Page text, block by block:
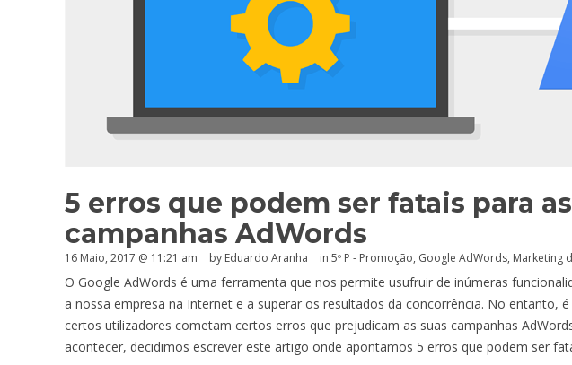
5 erros que podem ser fatais para
campanhas AdWords
16 Maio, 2017 @ 11:21 am by Eduardo Aranha in 5º P - Promoção, Google AdWords, Marketing
O Google AdWords é uma ferramenta que nos permite usufruir de inúmeras
a nossa empresa na Internet e a superar os resultados da concorrência. No entanto,
certos utilizadores cometam certos erros que prejudicam as suas campanhas
acontecer, decidimos escrever este artigo onde apontamos 5 erros que podem ser